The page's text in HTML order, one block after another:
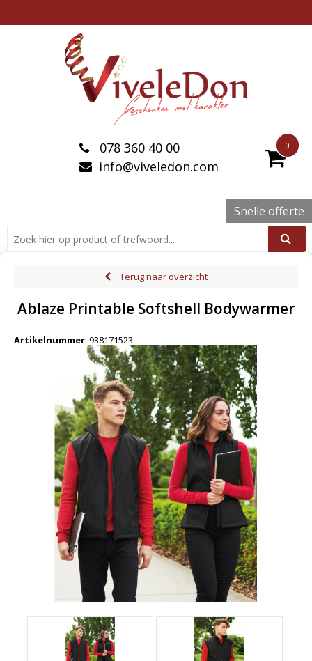
0
078 360 40 00
info@viveledon.com
Snelle offerte
Terug naar overzicht
Ablaze Printable Softshell Bodywarmer
Artikelnummer: 938171523